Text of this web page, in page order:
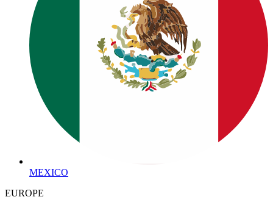
MEXICO
EUROPE